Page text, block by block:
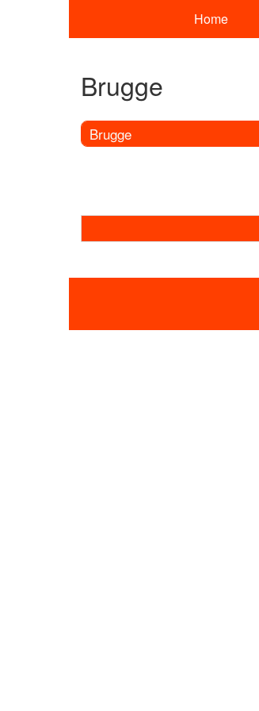
Home
Brugge
Brugge